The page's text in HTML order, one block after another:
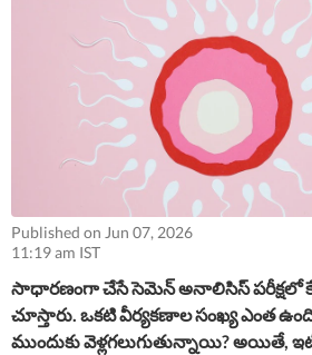
Published on Jun 07, 2026
11:19 am IST
సాధారణంగా చేసే సెమెన్ అనాలిసిస్ పరీక్షలో
చూస్తారు. ఒకటి వీర్యకణాల సంఖ్య ఎంత
ముందుకు వెళ్లగలుగుతున్నాయి? అయితే,